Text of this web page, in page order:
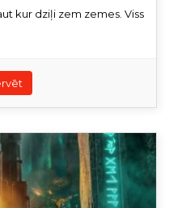
kur dziļi zem zemes. Viss